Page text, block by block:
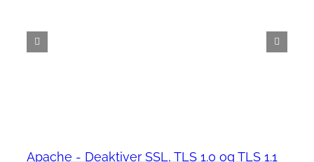
Apache - Deaktiver SSL, TLS 1.0 og TLS 1.1